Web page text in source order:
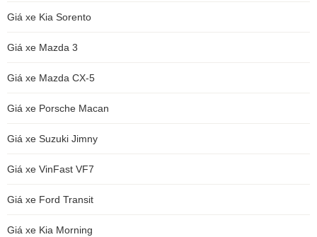
Giá xe Kia Sorento
Giá xe Mazda 3
Giá xe Mazda CX-5
Giá xe Porsche Macan
Giá xe Suzuki Jimny
Giá xe VinFast VF7
Giá xe Ford Transit
Giá xe Kia Morning